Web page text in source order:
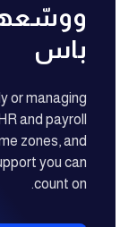
باس
or managing
and payroll
zones, and
you can
count on.